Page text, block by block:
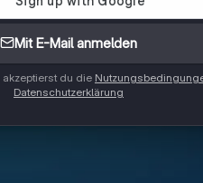
Mit E-Mail anmelden
du die
Datenschutzerklärung